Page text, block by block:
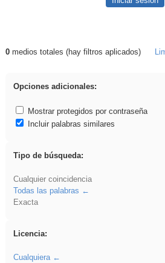
Resultados de: Benagulu
0medios totales (hay filtros aplicados)
Opciones adicionales:
Mostrar protegidos por contraseña
Incluir palabras similares
Tipo de búsqueda:
Cualquier coincidencia
Todas las palabras
Exacta
Licencia:
Cualquiera